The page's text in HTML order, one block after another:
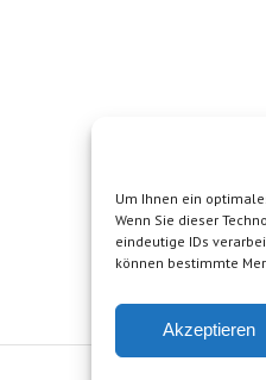
Um Ihnen ein
Wenn Sie dieser
eindeutige IDs
können bestimmte
Akzeptieren